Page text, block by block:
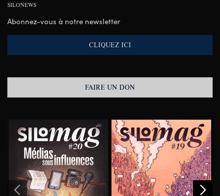
SILONEWS
Abonnez-vous à notre newsletter
CLIQUEZ ICI
FAIRE UN DON